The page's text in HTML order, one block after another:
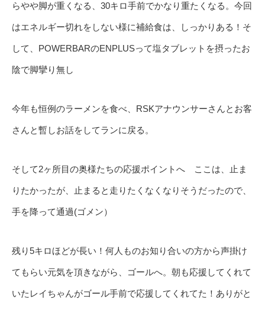
らやや脚が重くなる、30キロ手前でかなり重たくなる。今回
はエネルギー切れをしない様に補給食は、しっかりある！そ
して、POWERBARのENPLUSって塩タブレットを摂ったお
陰で脚攣り無し
今年も恒例のラーメンを食べ、RSKアナウンサーさんとお客
さんと暫しお話をしてランに戻る。
そして2ヶ所目の奥様たちの応援ポイントへ ここは、止ま
りたかったが、止まると走りたくなくなりそうだったので、
手を降って通過(ゴメン）
残り5キロほどが長い！何人ものお知り合いの方から声掛け
てもらい元気を頂きながら、ゴールへ。朝も応援してくれて
いたレイちゃんがゴール手前で応援してくれてた！ありがと